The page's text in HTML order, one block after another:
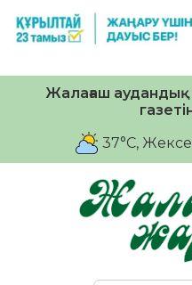
Жалағаш
37°C,